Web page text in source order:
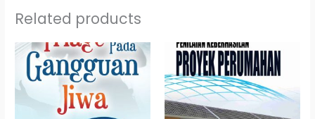
Related products